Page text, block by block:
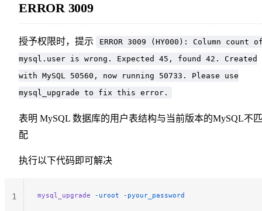
ERROR 3009
授予权限时，提示
ERROR 3009 (HY000): Column count
mysql.user is wrong. Expected 45, found 42. Created
with MySQL 50560, now running 50733. Please use
mysql_upgrade to fix this error.
表明 MySQL 数据库的用户表结构与当前版本的MySQL不匹
配
执行以下代码即可解决
mysql_upgrade -uroot -pyour_password
1